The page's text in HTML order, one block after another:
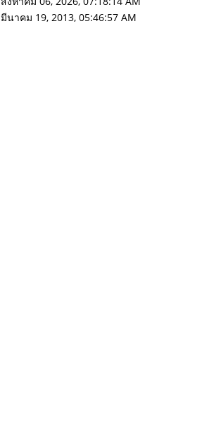
มีนาคม 19, 2013, 05:46:57 AM